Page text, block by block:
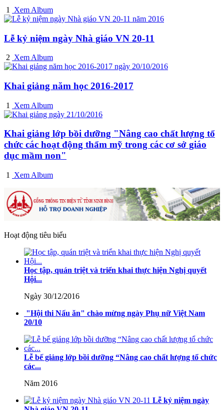
1 Xem Album
Lễ kỷ niệm ngày Nhà giáo VN 20-11
2 Xem Album
Khai giảng năm học 2016-2017
1 Xem Album
Khai giảng lớp bồi dưỡng "Nâng cao chất lượng tổ
chức các hoạt động thẩm mỹ trong các cơ sở giáo
dục mầm non"
1 Xem Album
Hoạt động tiêu biểu
Học tập, quán triệt và triển khai thực hiện Nghị quyết
Hội...
Ngày 30/12/2016
"Hội thi Nấu ăn" chào mừng ngày Phụ nữ Việt Nam
20/10
Lễ bế giảng lớp bồi dưỡng “Nâng cao chất lượng tổ chức
các...
Năm 2016
Lễ kỷ niệm ngày